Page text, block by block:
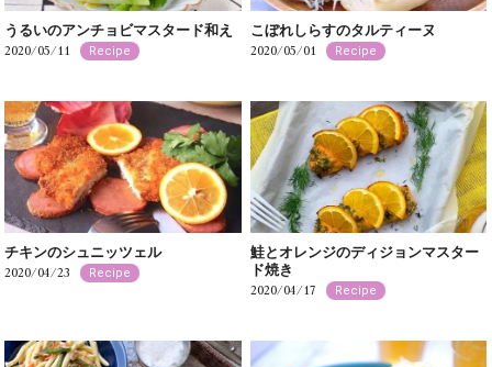
うるいのアンチョビマスタード和え
2020/05/11 Recipe
こぼれしらすのタルティーヌ
2020/05/01 Recipe
チキンのシュニッツェル
2020/04/23 Recipe
鮭とオレンジのディジョンマスター
ド焼き
2020/04/17 Recipe